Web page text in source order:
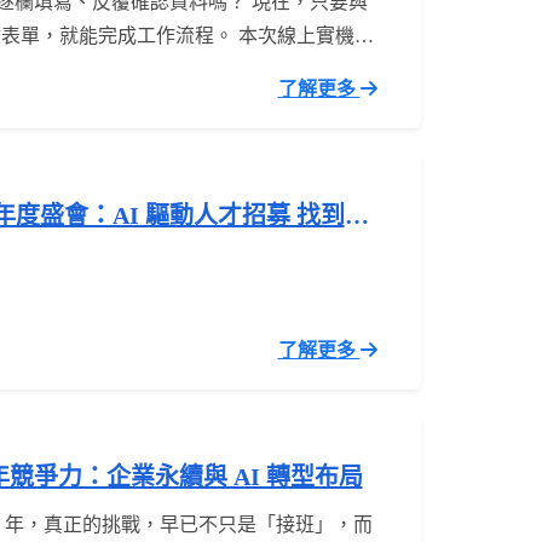
單，就能完成工作流程。 本次線上實機活
了解更多
度盛會：AI 驅動人才招募 找到關
了解更多
競爭力：企業永續與 AI 轉型布局
年，真正的挑戰，早已不只是「接班」，而